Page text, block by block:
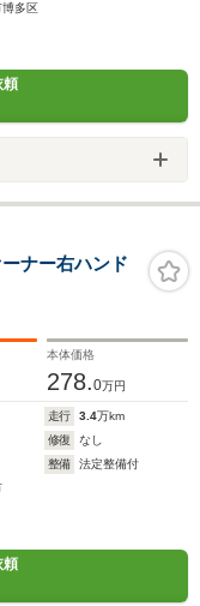
博多区
頼
ナー右ハンド
本体価格
278.0万円
走行 3.4万km
修復
なし
整備
法定整備付
頼